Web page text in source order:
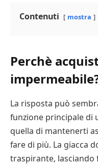
Contenuti mostra
Perchè
La risposta può
funzione principale di
quella di mantenerti
fare di più. La giacca
traspirante,